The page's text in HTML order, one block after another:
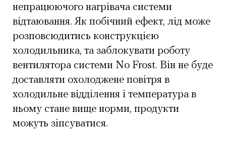
непрацюючого нагрівача системи
відтаювання. Як побічний ефект, лід може
розповсюдитись конструкцією
холодильника, та заблокувати роботу
вентилятора системи No Frost. Він не буде
доставляти охолоджене повітря в
холодильне відділення і температура в
ньому стане вище норми, продукти
можуть зіпсуватися.